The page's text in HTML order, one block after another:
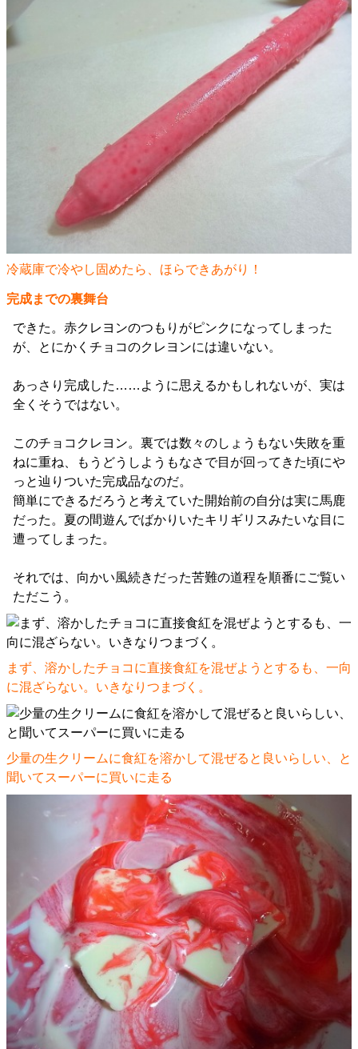
冷蔵庫で冷やし固めたら、ほらできあがり！
完成までの裏舞台
できた。赤クレヨンのつもりがピンクになってしまった
が、とにかくチョコのクレヨンには違いない。
あっさり完成した……ように思えるかもしれないが、実は
全くそうではない。
このチョコクレヨン。裏では数々のしょうもない失敗を重
ねに重ね、もうどうしようもなさで目が回ってきた頃にや
っと辿りついた完成品なのだ。
簡単にできるだろうと考えていた開始前の自分は実に馬鹿
だった。夏の間遊んでばかりいたキリギリスみたいな目に
遭ってしまった。
それでは、向かい風続きだった苦難の道程を順番にご覧い
ただこう。
まず、溶かしたチョコに直接食紅を混ぜようとするも、一向
に混ざらない。いきなりつまづく。
少量の生クリームに食紅を溶かして混ぜると良いらしい、と
聞いてスーパーに買いに走る